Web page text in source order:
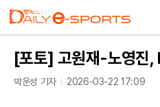
[포토] 고원재-노영진,
박운성 기자 2026-03-22 17:09